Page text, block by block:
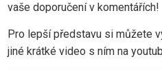
vaše doporučení v komentářích!
Pro lepší představu si můžete
jiné krátké video s ním na